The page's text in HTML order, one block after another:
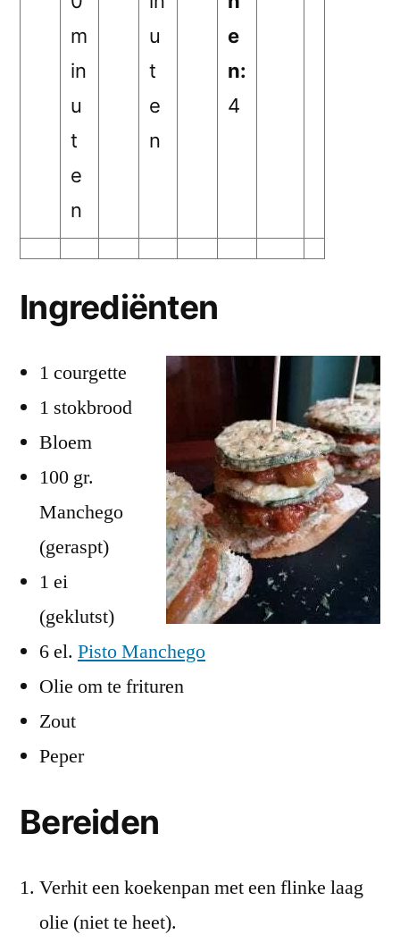
m
in
u
t
e
n
u
t
e
n
e
n:
4
Ingrediënten
1 courgette
1 stokbrood
Bloem
100 gr.
Manchego
(geraspt)
1 ei
(geklutst)
6 el. Pisto Manchego
Olie om te frituren
Zout
Peper
Bereiden
Verhit een koekenpan met een flinke laag
olie (niet te heet).